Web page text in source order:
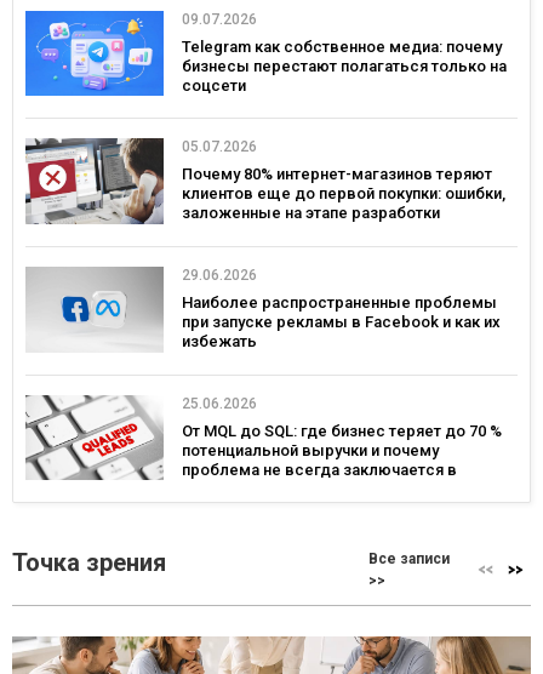
09.07.2026
Telegram как собственное медиа: почему
бизнесы перестают полагаться только на
соцсети
05.07.2026
Почему 80% интернет-магазинов теряют
клиентов еще до первой покупки: ошибки,
заложенные на этапе разработки
29.06.2026
Наиболее распространенные проблемы
при запуске рекламы в Facebook и как их
избежать
25.06.2026
От MQL до SQL: где бизнес теряет до 70 %
потенциальной выручки и почему
проблема не всегда заключается в
Точка зрения
Все записи
>>